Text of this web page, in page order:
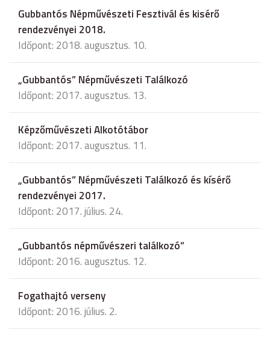
Gubbantós Népművészeti Fesztivál és kisérő
rendezvényei 2018.
Időpont: 2018. augusztus. 10.
„Gubbantós” Népművészeti Találkozó
Időpont: 2017. augusztus. 13.
Képzőművészeti Alkotótábor
Időpont: 2017. augusztus. 11.
„Gubbantós” Népművészeti Találkozó és kísérő
rendezvényei 2017.
Időpont: 2017. július. 24.
„Gubbantós népművészeri találkozó”
Időpont: 2016. augusztus. 12.
Fogathajtó verseny
Időpont: 2016. július. 2.